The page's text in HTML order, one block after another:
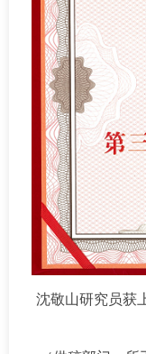
沈敬山研究员获